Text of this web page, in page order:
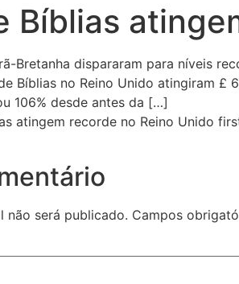
Bíblias
Bretanha dispararam para níveis
Bíblias no Reino Unido atingiram
106% desde antes da […]
atingem recorde no Reino Unido
não será publicado. Campos